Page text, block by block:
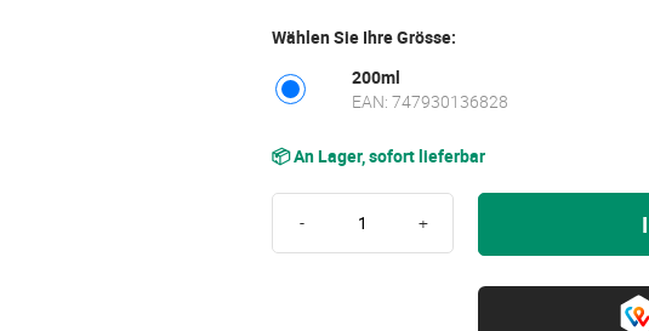
Wählen Sie Ihre Grösse:
200ml
EAN: 747930136828
📦 An Lager, sofort lieferbar
- +